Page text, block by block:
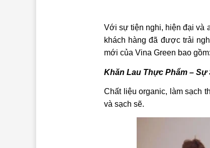
Với sự tiện nghi, hiện đại và
khách hàng đã được trải
mới của Vina Green bao gồm:
Khăn Lau Thực Phẩm – Sự
Chất liệu organic, làm sạch
và sạch sẽ.